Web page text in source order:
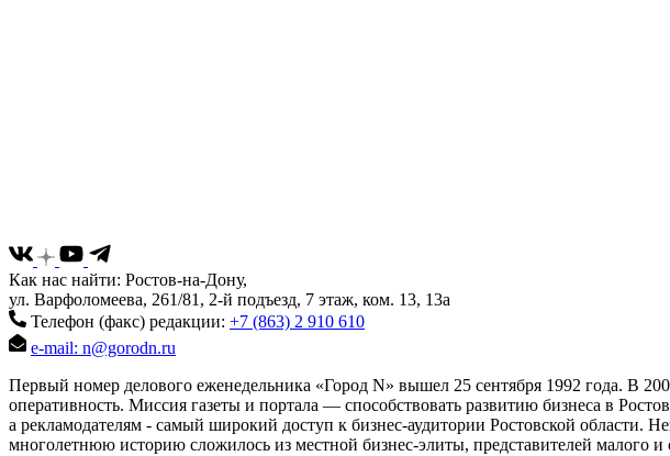
Как нас найти: Ростов-на-Дону,
ул. Варфоломеева, 261/81, 2-й подъезд, 7 этаж, ком. 13, 13а
Телефон (факс) редакции: +7 (863) 2 910 610
e-mail: n@gorodn.ru
Первый номер делового еженедельника «Город N» вышел 25 сентября 1992 года. В
оперативность. Миссия газеты и портала — способствовать развитию бизнеса в
а рекламодателям - самый широкий доступ к бизнес-аудитории Ростовской области.
многолетнюю историю сложилось из местной бизнес-элиты, представителей малого и